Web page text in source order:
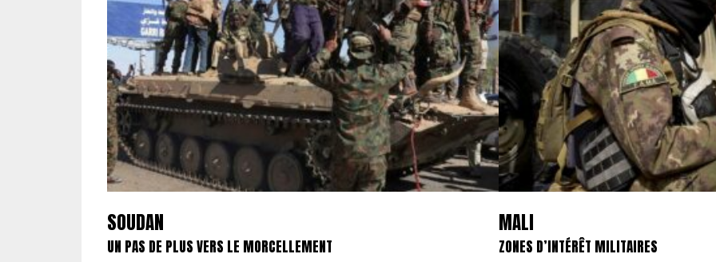
SOUDAN
UN PAS DE PLUS VERS LE MORCELLEMENT
MALI
ZONES D’INTÉRÊT MILITAIRES